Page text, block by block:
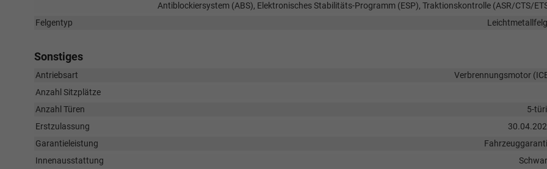
Antiblockiersystem (ABS), Elektronisches Stabilitäts-Programm (ESP), Traktionskontrolle (ASR/CTS/
Felgentyp
Sonstiges
Antriebsart
Verbrennungsmotor
Anzahl Sitzplätze
Anzahl Türen
5-
Erstzulassung
Garantieleistung
Innenausstattung